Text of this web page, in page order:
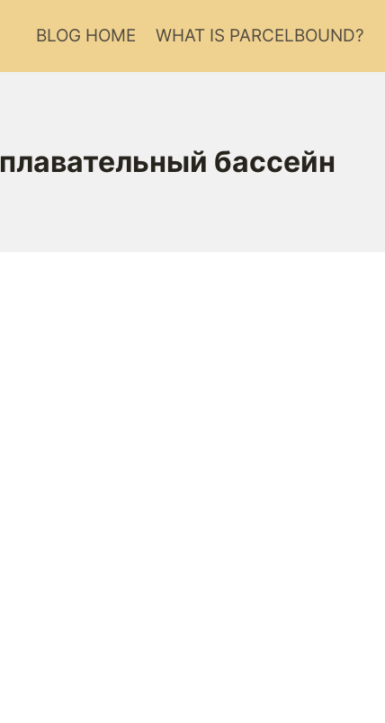
BLOG HOME WHAT IS PARCELBOUND?
плавательный бассейн